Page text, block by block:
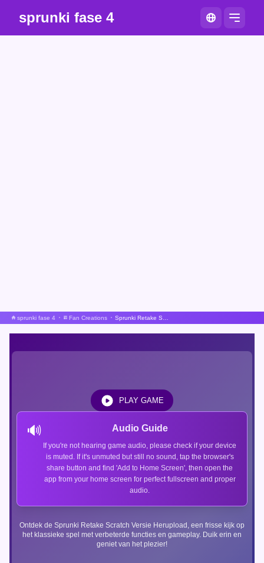
sprunki fase 4
sprunki fase 4 Fan Creations
Ontdek de Sprunki Retake Scratch Versie Herupload, een frisse kijk op
het klassieke spel met verbeterde functies en gameplay. Duik erin en
geniet van het plezier!
🔊 Audio Guide
If you're not hearing game audio, please check if your device
is muted. If it's unmuted but still no sound, tap the browser's
share button and find 'Add to Home Screen', then open the
app from your home screen for perfect fullscreen and proper
audio.
PLAY GAME